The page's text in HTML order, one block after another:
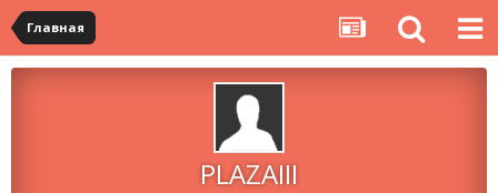
Главная
PLAZAIII